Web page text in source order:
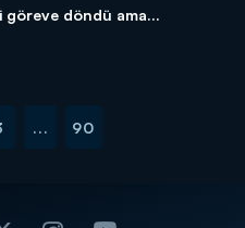
göreve döndü ama...
... 90